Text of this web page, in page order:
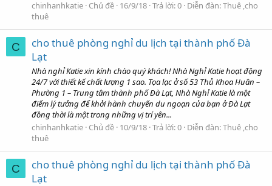
chinhanhkatie Chủ đề 16/9/18 Trả lời: 0 Diễn đàn:Thuê ,cho
thuê
C
cho thuê phòng nghỉ du lịch tại thành phố Đà
Lạt
Nhà nghỉ Katie xin kính chào quý khách! Nhà Nghỉ Katie hoạt động
24/7 với thiết kế chất lượng 1 sao. Tọa lạc ở số 53 Thủ Khoa Huân –
Phường 1 – Trung tâm thành phố Đà Lạt, Nhà Nghỉ Katie là một
điểm lý tưởng để khởi hành chuyến du ngoạn của bạn ở Đà Lạt
đồng thời là một trong những vị trí yên...
chinhanhkatie Chủ đề 10/9/18 Trả lời: 0 Diễn đàn:Thuê ,cho
thuê
C
cho thuê phòng nghỉ du lịch tại thành phố Đà
Lạt